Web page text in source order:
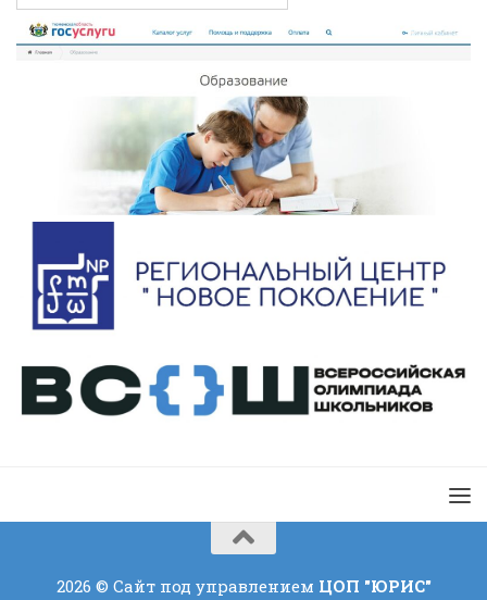
2026 © Сайт под управлением ЦОП "ЮРИС"